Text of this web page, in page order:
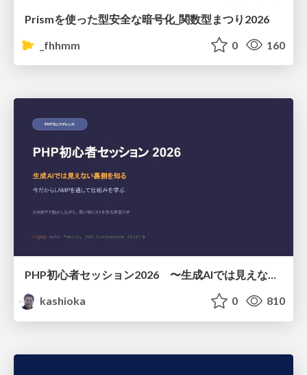
Prismを使った型安全な暗号化_関数型まつり2026
_fhhmm
0 160
PHP初心者セッション2026 〜生成AIでは見えない裏側を知る：今だからLAMPを通して仕組みを学ぶ〜
kashioka
0 810